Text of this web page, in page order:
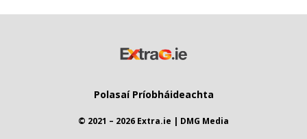
Polasaí Príobháideachta
© 2021 – 2026 Extra.ie | DMG Media